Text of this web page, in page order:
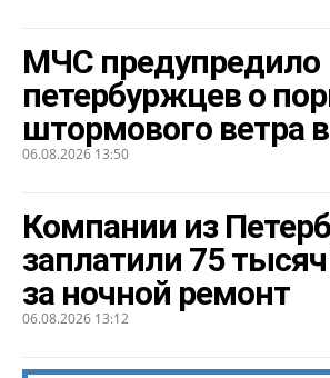
МЧС предупредило
петербуржцев о
штормового ветра
06.08.2026 13:50
Компании из
заплатили 75
за ночной ремонт
06.08.2026 13:12